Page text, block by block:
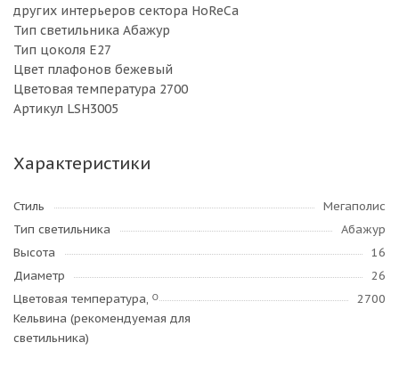
других интерьеров сектора HoReCa
Тип светильника Абажур
Тип цоколя E27
Цвет плафонов бежевый
Цветовая температура 2700
Артикул LSH3005
Характеристики
Стиль
Мегаполис
Тип светильника
Абажур
Высота
16
Диаметр
26
Цветовая температура, ᴼ
Кельвина (рекомендуемая для
светильника)
2700